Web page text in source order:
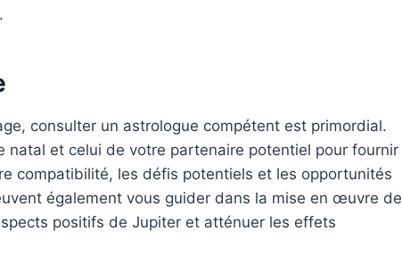
consulter un astrologue compétent est primordial.
natal et celui de votre partenaire potentiel pour fournir
compatibilité, les défis potentiels et les opportunités
également vous guider dans la mise en œuvre de
positifs de Jupiter et atténuer les effets